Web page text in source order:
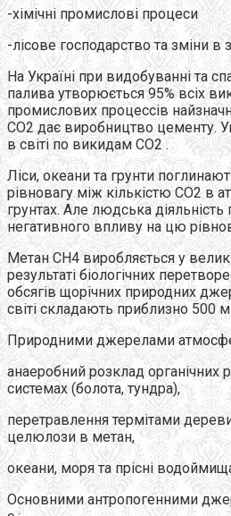
-хімічні промислові процеси
-лісове господарство та зміни в
На Україні при видобуванні та
палива утворюється 95% всіх
промислових процессів
СО2 дає виробництво цементу.
в світі по викидам СО2 .
Ліси, океани та грунти
рівновагу між кількістю СО2 в
грунтах. Але людська
негативного впливу на цю
Метан СН4 виробляється у
результаті біологічних
обсягів щорічних природних
світі складають приблизно 500
Природними джерелами
анаеробний розклад органічних
системах (болота, тундра),
перетравлення термітами
целюлози в метан,
океани, моря та прісні
Основними антропогенними